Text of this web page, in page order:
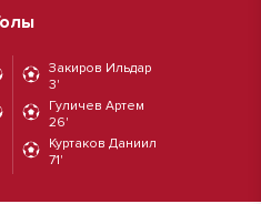
Закиров Ильдар
3'
Гуличев Артем
26'
Куртаков Даниил
71'